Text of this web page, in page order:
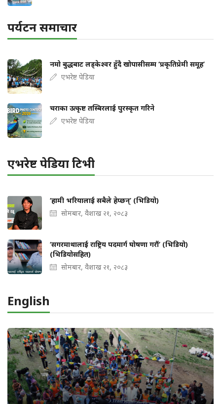
पर्यटन समाचार
नमो बुद्धबाट लड्केश्वर हुँदै खोपासीसम्म ‘प्रकृतिप्रेमी समूह’
एभरेष्ट पेडिया
चराका उत्कृष्ट तस्बिरलाई पुरस्कृत गरिने
एभरेष्ट पेडिया
एभरेष्ट पेडिया टिभी
‘हामी भरियालाई सबैले हेप्छन्’ (भिडियो)
सोमबार, वैशाख २१, २०८३
‘सगरमाथालाई राष्ट्रिय पदमार्ग घोषणा गरौं’ (भिडियो)
(भिडियोसहित)
सोमबार, वैशाख २१, २०८३
English